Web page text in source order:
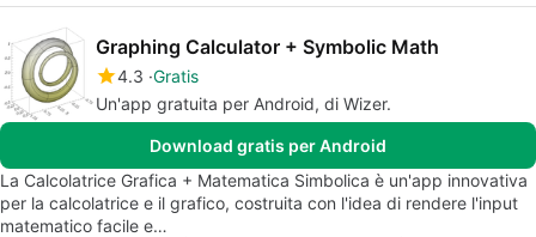
Graphing Calculator + Symbolic Math
4.3 Gratis
Un'app gratuita per Android, di Wizer.
Download gratis per Android
La Calcolatrice Grafica + Matematica Simbolica è un'app innovativa
per la calcolatrice e il grafico, costruita con l'idea di rendere l'input
matematico facile e…